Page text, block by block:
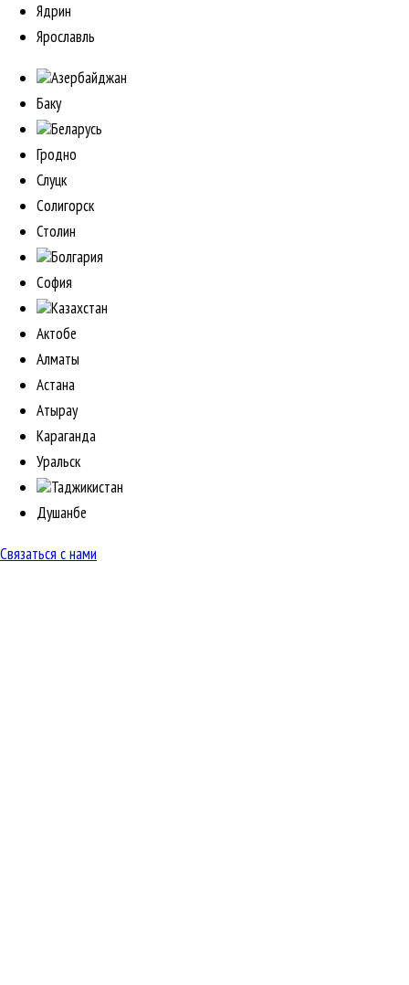
Ядрин
Ярославль
Азербайджан
Баку
Беларусь
Гродно
Слуцк
Солигорск
Столин
Болгария
София
Казахстан
Актобе
Алматы
Астана
Атырау
Караганда
Уральск
Таджикистан
Душанбе
Связаться с нами